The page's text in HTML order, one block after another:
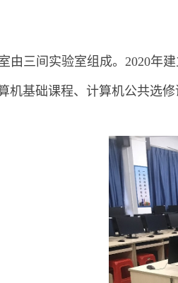
由三间实验室组成。2020年
机基础课程、计算机公共选